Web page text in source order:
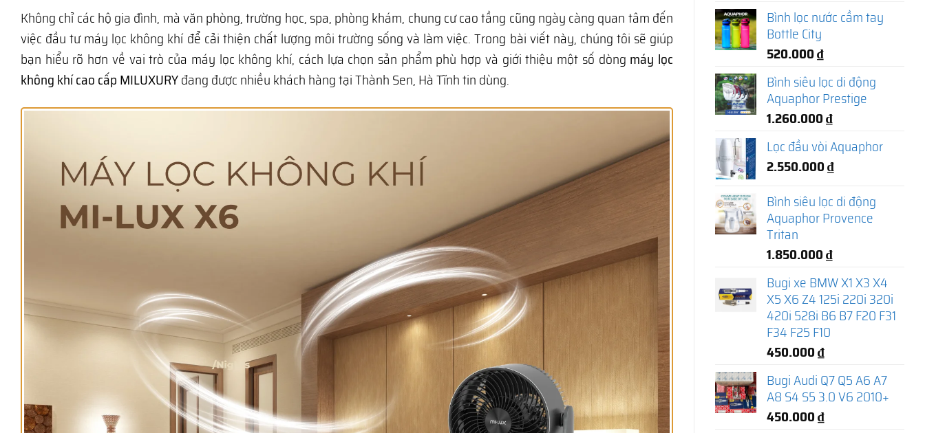
Không chỉ các hộ gia đình, mà văn phòng, trường học, spa, phòng khám, chung cư cao tầng cũng ngày càng quan tâm đến
việc đầu tư máy lọc không khí để cải thiện chất lượng môi trường sống và làm việc. Trong bài viết này, chúng tôi sẽ giúp
bạn hiểu rõ hơn về vai trò của máy lọc không khí, cách lựa chọn sản phẩm phù hợp và giới thiệu một số dòng máy lọc
không khí cao cấp MILUXURYđang được nhiều khách hàng tại Thành Sen, Hà Tĩnh tin dùng.
Bình lọc nước cầm tay
Bottle City
520.000₫
Bình siêu lọc di động
Aquaphor Prestige
1.260.000₫
Lọc đầu vòi Aquaphor
2.550.000₫
Bình siêu lọc di động
Aquaphor Provence
Tritan
1.850.000₫
Bugi xe BMW X1 X3 X4
X5 X6 Z4 125i 220i 320i
420i 528i B6 B7 F20 F31
F34 F25 F10
450.000₫
Bugi Audi Q7 Q5 A6 A7
A8 S4 S5 3.0 V6 2010+
450.000₫